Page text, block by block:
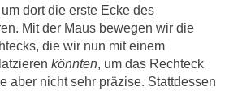
dort die erste Ecke des
Mit der Maus bewegen wir die
die wir nun mit einem
könnten, um das Rechteck
aber nicht sehr präzise. Stattdessen